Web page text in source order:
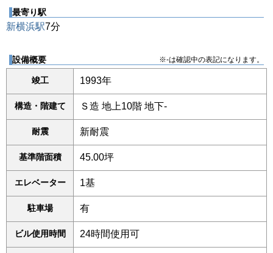
最寄り駅
新横浜駅7分
設備概要 ※-は確認中の表記になります。
竣工 1993年
構造・階建て Ｓ造 地上10階 地下-
耐震 新耐震
基準階面積 45.00坪
エレベーター 1基
駐車場 有
ビル使用時間 24時間使用可